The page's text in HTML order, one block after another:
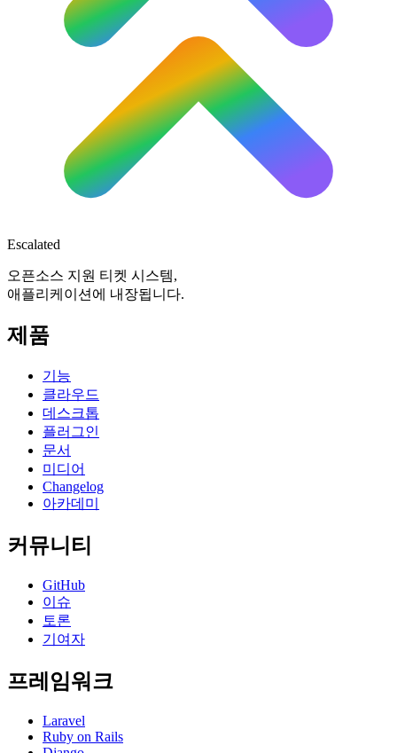
Escalated
오픈소스 지원 티켓 시스템,
애플리케이션에 내장됩니다.
제품
기능
클라우드
데스크톱
플러그인
문서
미디어
Changelog
아카데미
커뮤니티
GitHub
이슈
토론
기여자
프레임워크
Laravel
Ruby on Rails